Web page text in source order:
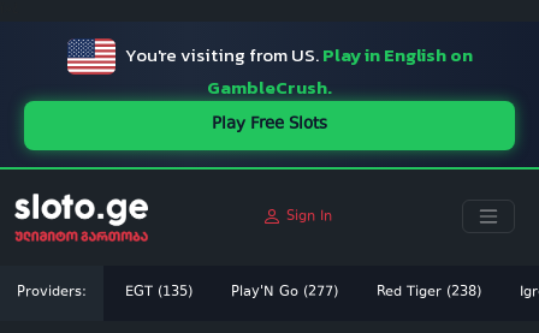
You're visiting from US.Play in English on
GambleCrush.
Play Free Slots
Sign In
Providers: EGT (135) Play'N Go (277) Red Tiger (238)